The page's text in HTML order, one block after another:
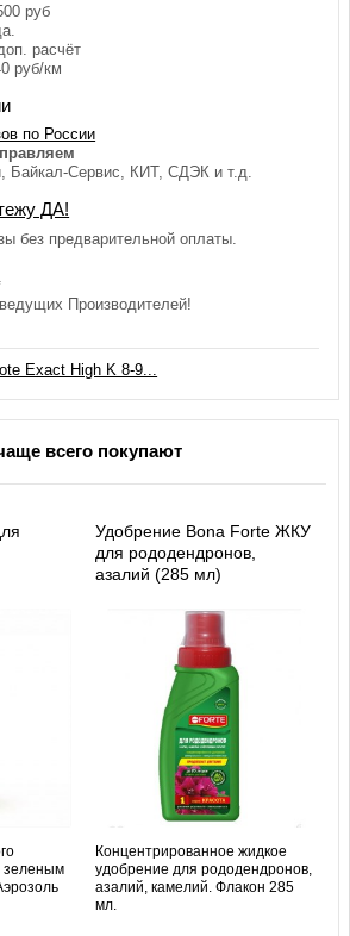
руб
расчёт
руб/км
по России
Байкал-Сервис, КИТ, СДЭК и т.д.
ДА!
без предварительной оплаты.
Производителей!
Exact High K 8-9...
всего покупают
зеленым
Удобрение Bona Forte ЖКУ
для рододендронов,
азалий (285 мл)
Концентрированное жидкое
удобрение для рододендронов,
азалий, камелий. Флакон 285
мл.